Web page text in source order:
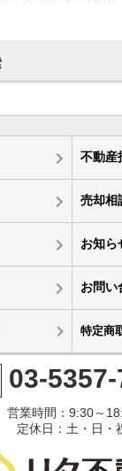
不動産
売却相
お知ら
お問い
特定商
03-
営業時間：9:30～
定休日：土・日・